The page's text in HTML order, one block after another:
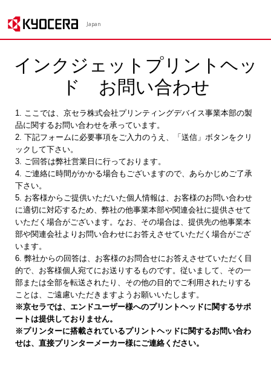
Japan
インクジェットプリントヘッ
ド お問い合わせ
1. ここでは、京セラ株式会社プリンティングデバイス事業本部の製
品に関するお問い合わせを承っています。
2. 下記フォームに必要事項をご入力のうえ、「送信」ボタンをクリ
ックして下さい。
3. ご回答は弊社営業日に行っております。
4. ご連絡に時間がかかる場合もございますので、あらかじめご了承
下さい。
5. お客様からご提供いただいた個人情報は、お客様のお問い合わせ
に適切に対応するため、弊社の他事業本部や関連会社に提供させて
いただく場合がございます。なお、その場合は、提供先の他事業本
部や関連会社よりお問い合わせにお答えさせていただく場合がござ
います。
6. 弊社からの回答は、お客様のお問合せにお答えさせていただく目
的で、お客様個人宛てにお送りするものです。従いまして、その一
部または全部を転送されたり、その他の目的でご利用されたりする
ことは、ご遠慮いただきますようお願いいたします。
※京セラでは、エンドユーザー様へのプリントヘッドに関するサポ
ートは提供しておりません。
※プリンターに搭載されているプリントヘッドに関するお問い合わ
せは、直接プリンターメーカー様にご連絡ください。